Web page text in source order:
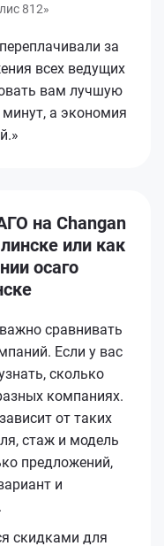
812»
за
всех ведущих
вам лучшую
а экономия
на Changan
или как
осаго
сравнивать
Если у вас
сколько
компаниях.
от таких
стаж и модель
предложений,
и
скидками для